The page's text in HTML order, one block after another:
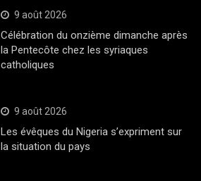
9 août 2026
Célébration du onzième dimanche après
la Pentecôte chez les syriaques
catholiques
9 août 2026
Les évêques du Nigeria s’expriment sur
la situation du pays